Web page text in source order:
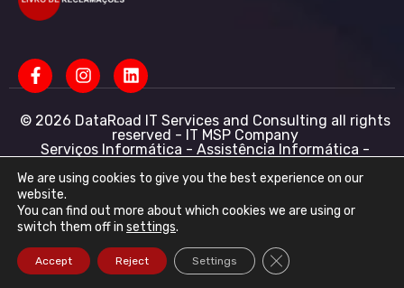
© 2026 DataRoad IT Services and Consulting all rights
reserved - IT MSP Company
Serviços Informática - Assistência Informática -
Empresarial
DataRoad IT Services and Consulting LDA NIF:
513368078 - CAE: 62201-R4 - Capital Social :
50.001,00 € - Conservatória do registo comercial
R.N.P.C
We are using cookies to give you the best experience on our
website.
You can find out more about which cookies we are using or
switch them off in settings.
Accept Reject Settings Close GDPR Cookie